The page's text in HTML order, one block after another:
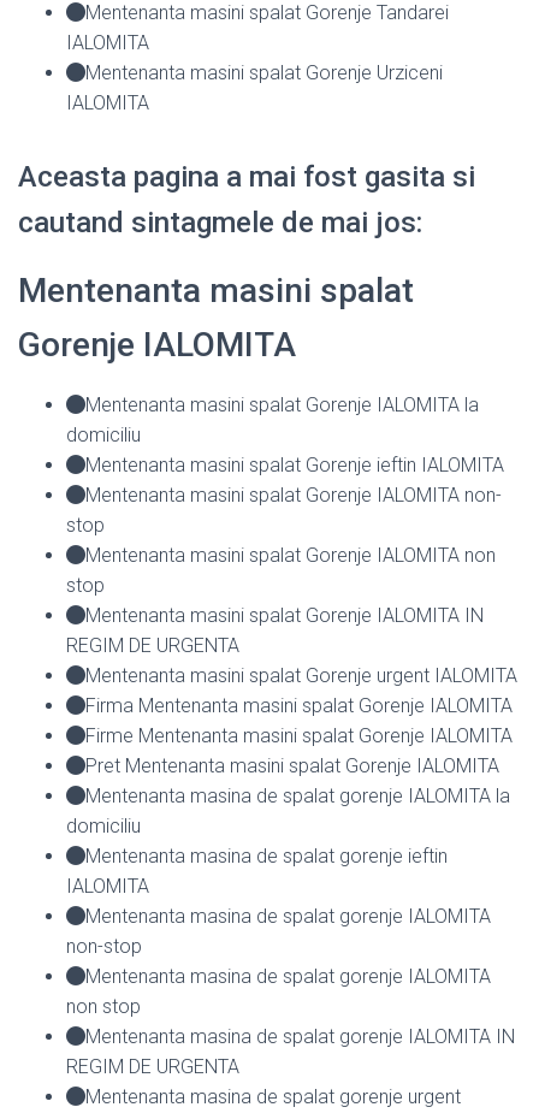
Mentenanta masini spalat Gorenje Tandarei
IALOMITA
Mentenanta masini spalat Gorenje Urziceni
IALOMITA
Aceasta pagina a mai fost gasita si
cautand sintagmele de mai jos:
Mentenanta masini spalat
Gorenje IALOMITA
Mentenanta masini spalat Gorenje IALOMITA la
domiciliu
Mentenanta masini spalat Gorenje ieftin IALOMITA
Mentenanta masini spalat Gorenje IALOMITA non-
stop
Mentenanta masini spalat Gorenje IALOMITA non
stop
Mentenanta masini spalat Gorenje IALOMITA IN
REGIM DE URGENTA
Mentenanta masini spalat Gorenje urgent IALOMITA
Firma Mentenanta masini spalat Gorenje IALOMITA
Firme Mentenanta masini spalat Gorenje IALOMITA
Pret Mentenanta masini spalat Gorenje IALOMITA
Mentenanta masina de spalat gorenje IALOMITA la
domiciliu
Mentenanta masina de spalat gorenje ieftin
IALOMITA
Mentenanta masina de spalat gorenje IALOMITA
non-stop
Mentenanta masina de spalat gorenje IALOMITA
non stop
Mentenanta masina de spalat gorenje IALOMITA IN
REGIM DE URGENTA
Mentenanta masina de spalat gorenje urgent